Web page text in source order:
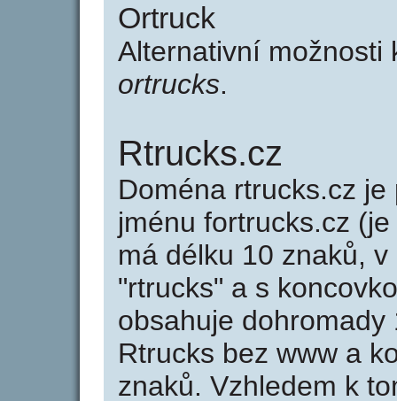
Ortruck
Alternativní
ortrucks.
Rtrucks.cz
Doména rtrucks.cz
jménu fortrucks.cz
má délku 10 znaků,
"rtrucks" a s
obsahuje
Rtrucks bez www a
znaků. Vzhledem k